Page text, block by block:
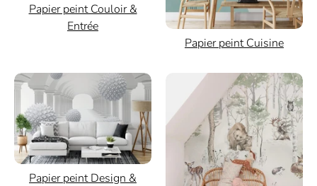
Papier peint Couloir &
Entrée
Papier peint Cuisine
Papier peint Design &